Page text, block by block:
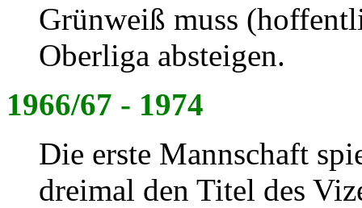
Grünweiß muss
Oberliga absteigen.
1966/67 - 1974
Die erste Mannschaft
dreimal den Titel des